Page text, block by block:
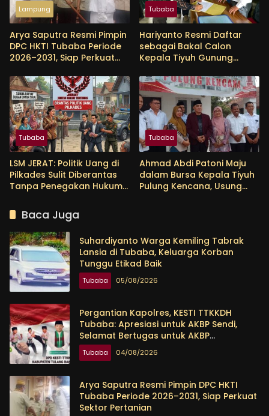
Lampung
Arya Saputra Resmi Pimpin
DPC HKTI Tubaba Periode
2026–2031, Siap Perkuat
Tubaba
Hariyanto Resmi Daftar
sebagai Bakal Calon
Kepala Tiyuh Gunung
Pembangunan dan
Tingkatkan Kesejahteraan
Warga
Tubaba
LSM JERAT: Politik Uang di
Pilkades Sulit Diberantas
Tanpa Penegakan Hukum
Tubaba
Ahmad Abdi Patoni Maju
dalam Bursa Kepala Tiyuh
Pulung Kencana, Usung
Baca Juga
Suhardiyanto Warga Kemiling Tabrak
Lansia di Tubaba, Keluarga Korban
Tunggu Etikad Baik
Tubaba 05/08/2026
Pergantian Kapolres, KESTI TTKKDH
Tubaba: Apresiasi untuk AKBP Sendi,
Selamat Bertugas untuk AKBP
Himmawan
Tubaba 04/08/2026
Arya Saputra Resmi Pimpin DPC HKTI
Tubaba Periode 2026–2031, Siap Perkuat
Sektor Pertanian